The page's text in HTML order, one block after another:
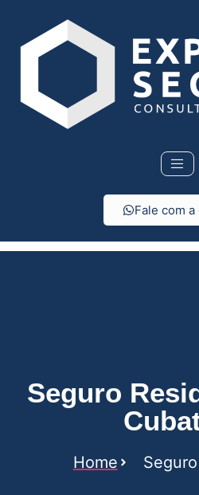
Fale com a
Seguro
Home